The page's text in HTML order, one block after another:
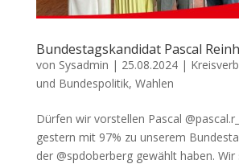
Bundestagskandidat Pascal
von Sysadmin | 25.08.2024|
und Bundespolitik, Wahlen
Dürfen wir vorstellen Pascal
gestern mit 97% zu unserem
der @spdoberberg gewählt haben.